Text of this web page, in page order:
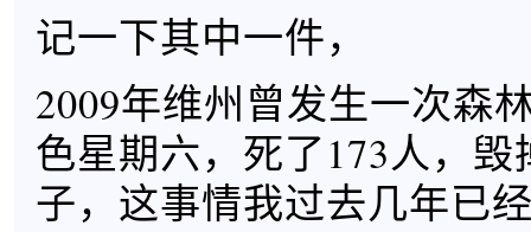
记一下其中一件，
2009年维州曾发生一次森
色星期六，死了173人，毁
子，这事情我过去几年已